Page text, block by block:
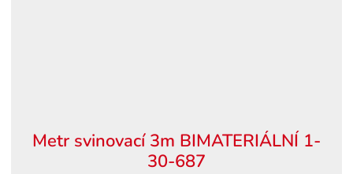
Metr svinovací 3m BIMATERIÁLNÍ 1-
30-687